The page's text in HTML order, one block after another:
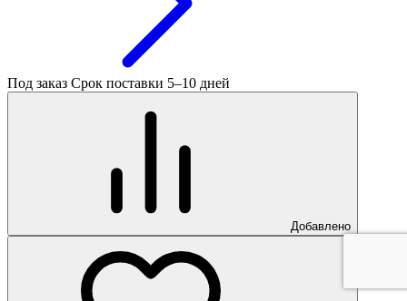
Под заказ Срок поставки 5–10 дней
Добавлено